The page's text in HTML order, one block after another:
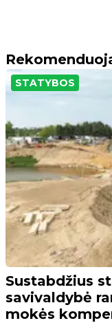
STATYBOS
Sustabdžius
savivaldybė
mokės